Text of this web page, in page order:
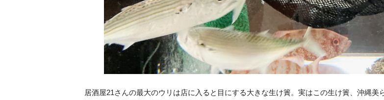
居酒屋21さんの最大のウリは店に入ると目にする大きな生け簀。実はこの生け簀、沖縄